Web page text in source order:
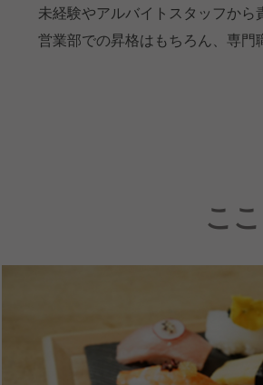
未経験やアルバイトスタッフか
営業部での昇格はもちろん、専
こ